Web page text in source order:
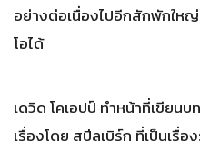
อย่างต่อเนื่องไปอีกสักพักใหญ่
โอได้
เดวิด โคเอปป์ ทำหน้าที่เขียน
เรื่องโดย สปีลเบิร์ก ที่เป็นเรื่